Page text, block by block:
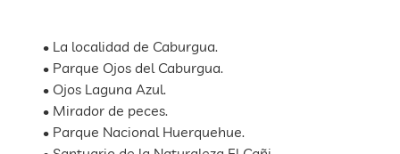
• La localidad de Caburgua.
• Parque Ojos del Caburgua.
• Ojos Laguna Azul.
• Mirador de peces.
• Parque Nacional Huerquehue.